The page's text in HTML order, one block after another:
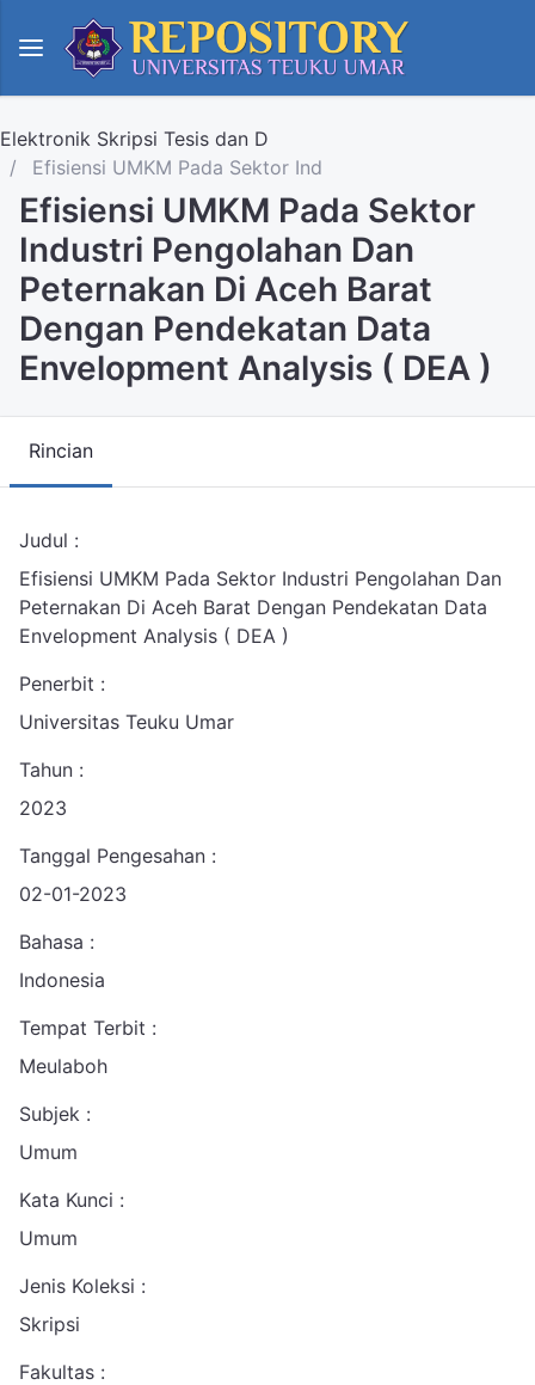
Elektronik Skripsi Tesis dan D
Efisiensi UMKM Pada Sektor Ind
Efisiensi UMKM Pada Sektor
Industri Pengolahan Dan
Peternakan Di Aceh Barat
Dengan Pendekatan Data
Envelopment Analysis ( DEA )
Rincian
Judul :
Efisiensi UMKM Pada Sektor Industri Pengolahan Dan
Peternakan Di Aceh Barat Dengan Pendekatan Data
Envelopment Analysis ( DEA )
Penerbit :
Universitas Teuku Umar
Tahun :
2023
Tanggal Pengesahan :
02-01-2023
Bahasa :
Indonesia
Tempat Terbit :
Meulaboh
Subjek :
Umum
Kata Kunci :
Umum
Jenis Koleksi :
Skripsi
Fakultas :